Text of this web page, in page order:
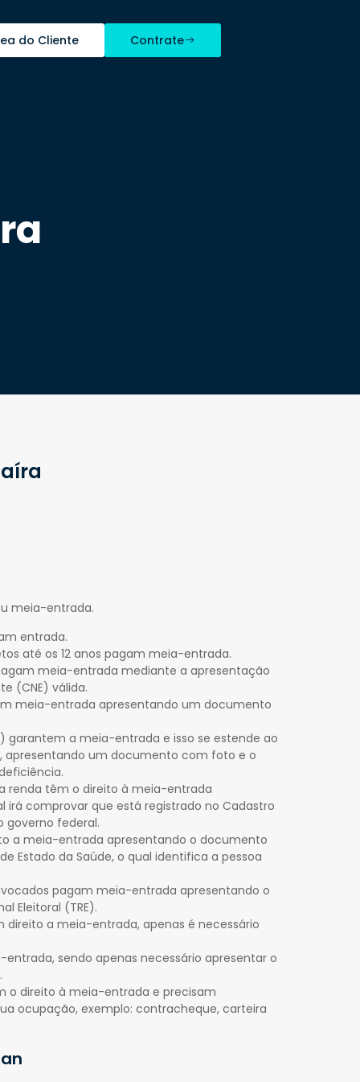
do Cliente Contrate
meia-entrada.
entrada.
até os 12 anos pagam meia-entrada.
meia-entrada mediante a apresentação
(CNE) válida.
meia-entrada apresentando um documento
garantem a meia-entrada e isso se estende ao
apresentando um documento com foto e o
renda têm o direito à meia-entrada
irá comprovar que está registrado no Cadastro
governo federal.
a meia-entrada apresentando o documento
Estado da Saúde, o qual identifica a pessoa
pagam meia-entrada apresentando o
Eleitoral (TRE).
direito a meia-entrada, apenas é necessário
sendo apenas necessário apresentar o
o direito à meia-entrada e precisam
ocupação, exemplo: contracheque, carteira